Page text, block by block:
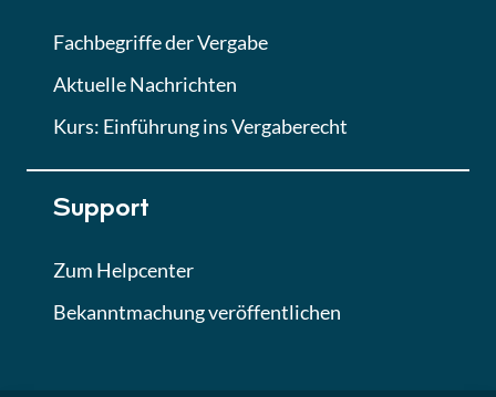
Fachbegriffe der Vergabe
Aktuelle Nachrichten
Kurs: Einführung ins Vergaberecht
Support
Zum Helpcenter
Bekanntmachung veröffentlichen